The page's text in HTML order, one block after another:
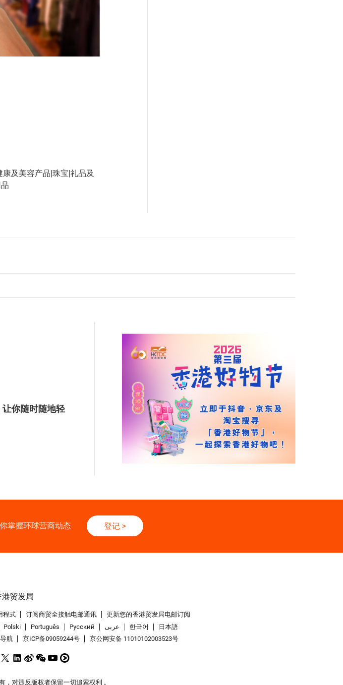
及美容产品|珠宝|礼品及
让你随时随地轻
掌握环球营商动态 登记>
程式 订阅商贸全接触电邮通讯
更新您的香港贸发局电邮订阅
Polski Português Pусский عربى 한국어
日本語
航 京ICP备09059244号 京公网安备 11010102003523号
，对违反版权者保留一切追索权利 。